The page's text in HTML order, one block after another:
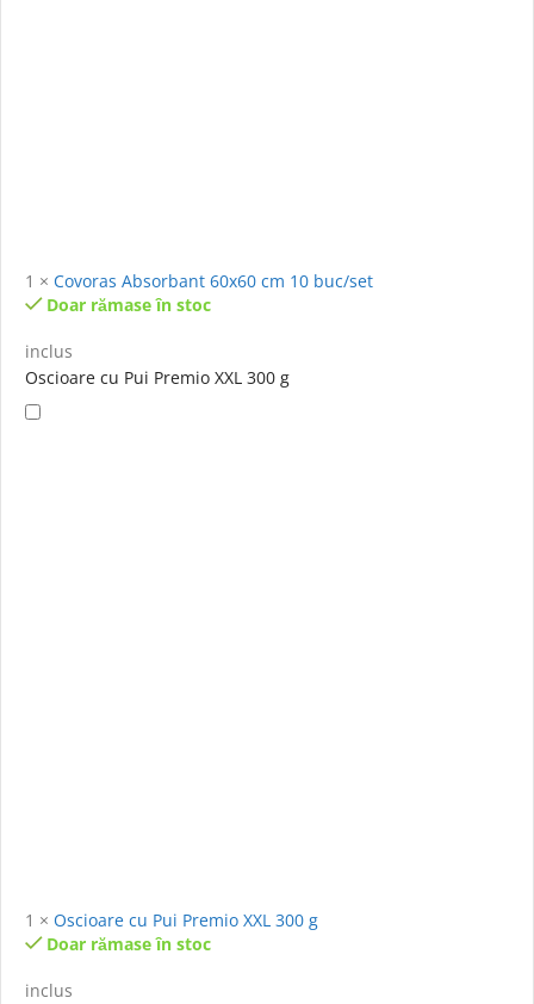
1 × Covoras Absorbant 60x60 cm 10 buc/set
Doar rămase în stoc
inclus
Oscioare cu Pui Premio XXL 300 g
1 × Oscioare cu Pui Premio XXL 300 g
Doar rămase în stoc
inclus